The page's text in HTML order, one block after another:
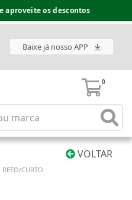
aproveite os descontos
Baixe já nosso APP
0
VOLTAR
CURTO